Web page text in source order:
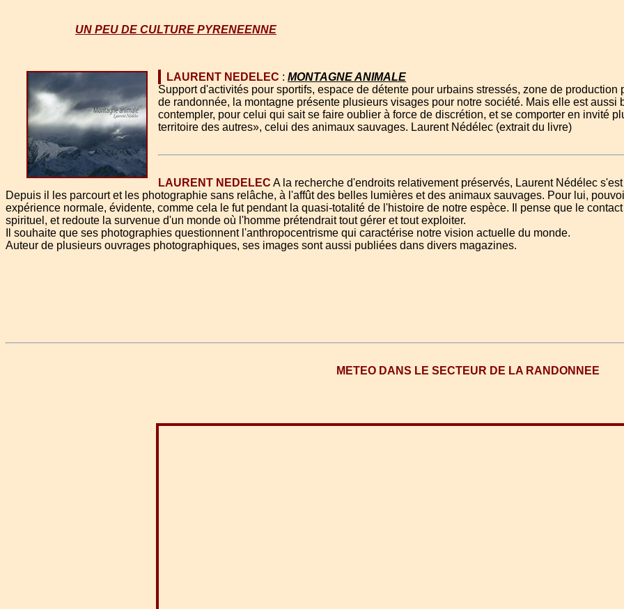
UN PEU DE CULTURE PYRENEENNE
LAURENT NEDELEC : MONTAGNE ANIMALE
Support d'activités pour sportifs, espace de détente pour urbains stressés, zone de
de randonnée, la montagne présente plusieurs visages pour notre société. Mais elle est
contempler, pour celui qui sait se faire oublier à force de discrétion, et se comporter en invité
territoire des autres», celui des animaux sauvages. Laurent Nédélec (extrait du livre)
LAURENT NEDELEC A la recherche d'endroits relativement préservés, Laurent Nédélec
Depuis il les parcourt et les photographie sans relâche, à l'affût des belles lumières et des animaux sauvages. Pour lui,
expérience normale, évidente, comme cela le fut pendant la quasi-totalité de l'histoire de notre espèce. Il pense que le
spirituel, et redoute la survenue d'un monde où l'homme prétendrait tout gérer et tout exploiter.
Il souhaite que ses photographies questionnent l'anthropocentrisme qui caractérise notre vision actuelle du monde.
Auteur de plusieurs ouvrages photographiques, ses images sont aussi publiées dans divers magazines.
METEO DANS LE SECTEUR DE LA RANDONNEE